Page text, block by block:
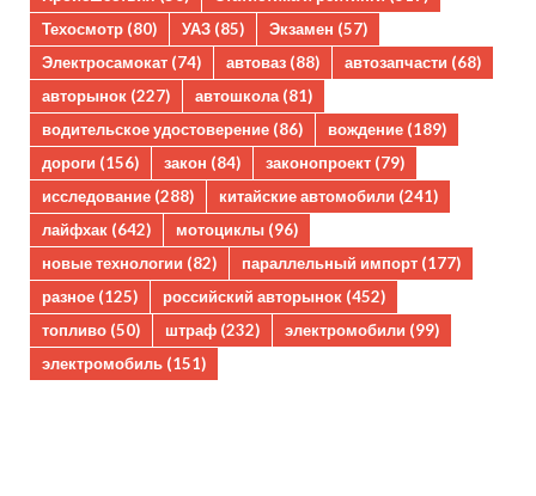
Техосмотр (80) УАЗ (85) Экзамен (57)
Электросамокат (74) автоваз (88) автозапчасти (68)
авторынок (227) автошкола(81)
водительское удостоверение (86) вождение (189)
дороги (156) закон (84) законопроект (79)
исследование (288) китайские автомобили (241)
лайфхак (642) мотоциклы (96)
новые технологии (82) параллельный импорт (177)
разное (125) российский авторынок (452)
топливо (50) штраф (232) электромобили (99)
электромобиль (151)